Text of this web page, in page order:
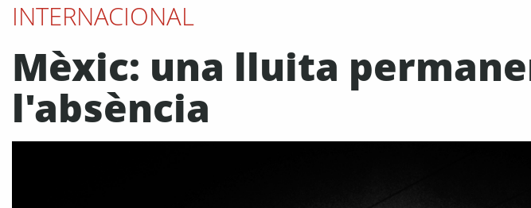
INTERNACIONAL
Mèxic: una lluita
l'absència